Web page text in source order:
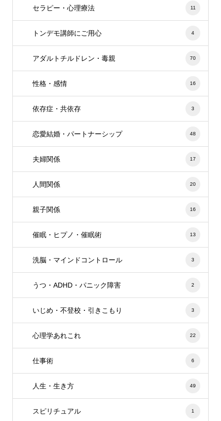
セラピー・心理療法 11
トンデモ講師にご用心 4
アダルトチルドレン・毒親 70
性格・感情 16
依存症・共依存 3
恋愛結婚・パートナーシップ 48
夫婦関係 17
人間関係 20
親子関係 16
催眠・ヒプノ・催眠術 13
洗脳・マインドコントロール 3
うつ・ADHD・パニック障害 2
いじめ・不登校・引きこもり 3
心理学あれこれ 22
仕事術 6
人生・生き方 49
スピリチュアル 1